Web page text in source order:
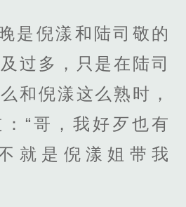
是倪漾和陆司敬的
过多，只是在陆司
和倪漾这么熟时，
“哥，我好歹也有
就是倪漾姐带我